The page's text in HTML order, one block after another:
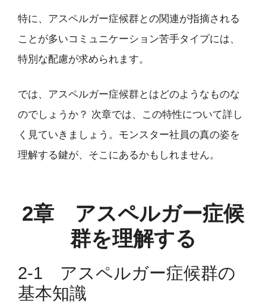
特に、アスペルガー症候群との関連が指摘される
ことが多いコミュニケーション苦手タイプには、
特別な配慮が求められます。
では、アスペルガー症候群とはどのようなものな
のでしょうか？ 次章では、この特性について詳し
く見ていきましょう。モンスター社員の真の姿を
理解する鍵が、そこにあるかもしれません。
2章 アスペルガー症候
群を理解する
2-1 アスペルガー症候群の
基本知識